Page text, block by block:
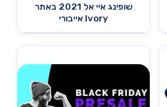
שופינג איי אל 2021 באתר
Ivory אייבורי